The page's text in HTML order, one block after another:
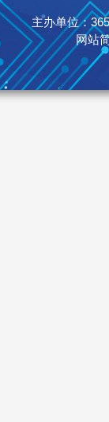
主办单位：365
网站